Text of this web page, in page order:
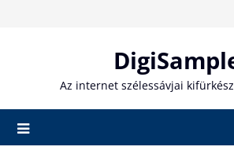
Az internet szélessávjai